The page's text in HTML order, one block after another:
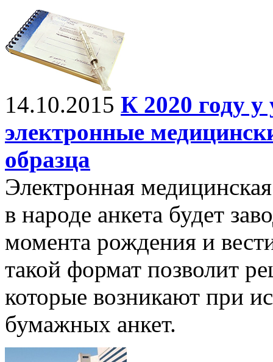
14.10.2015 К 2020 году у
электронные
образца
Электронная
в народе анкета будет
момента рождения и
такой формат позволит
которые возникают при
бумажных анкет.